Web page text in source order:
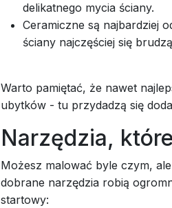
delikatnego mycia ściany.
Ceramiczne są najbardziej
ściany najczęściej się
Warto pamiętać, że nawet
ubytków - tu przydadzą się
Narzędzia,
Możesz malować byle czym,
dobrane narzędzia robią
startowy: